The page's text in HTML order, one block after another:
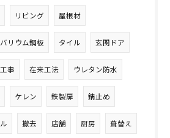
リビング 屋根材
リウム鋼板 タイル 玄関ドア
事 在来工法 ウレタン防水
ケレン 鉄製扉 錆止め
撤去 店舗 厨房 葺替え